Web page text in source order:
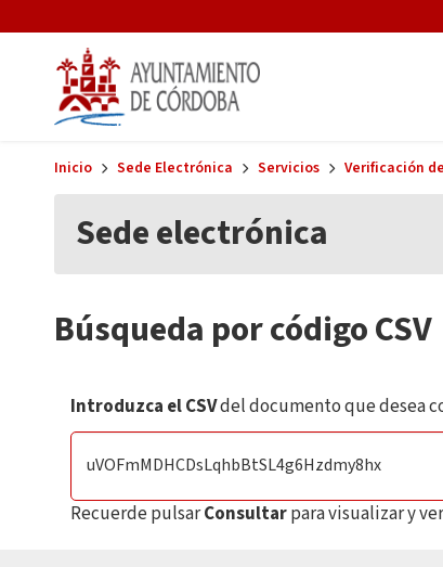
Inicio Sede Electrónica Servicios Verificación
Sede electrónica
Búsqueda por código CSV
Introduzca el CSVdel documento que desea
Recuerde pulsarConsultarpara visualizar y